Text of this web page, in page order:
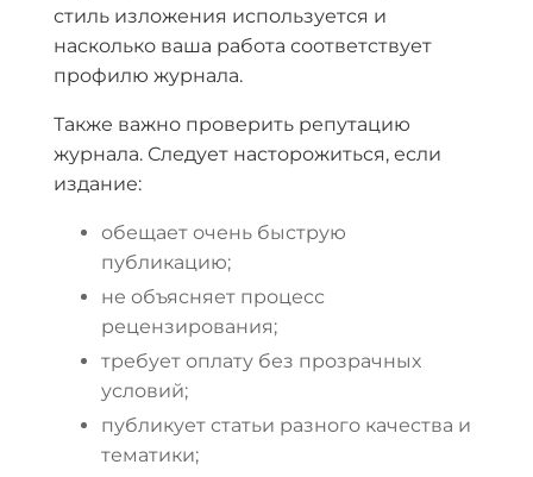
стиль изложения используется и
насколько ваша работа соответствует
профилю журнала.
Также важно проверить репутацию
журнала. Следует насторожиться, если
издание:
обещает очень быструю
публикацию;
не объясняет процесс
рецензирования;
требует оплату без прозрачных
условий;
публикует статьи разного качества и
тематики;